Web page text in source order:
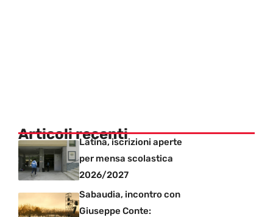
Articoli recentiLatina, iscrizioni aperte
per mensa scolastica
2026/2027
Sabaudia, incontro con
Giuseppe Conte: